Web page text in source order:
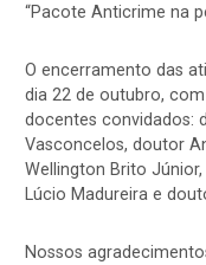
“Pacote Anticrime na
O encerramento das
dia 22 de outubro,
docentes convidados:
Vasconcelos, doutor
Wellington Brito
Lúcio Madureira e
Nossos